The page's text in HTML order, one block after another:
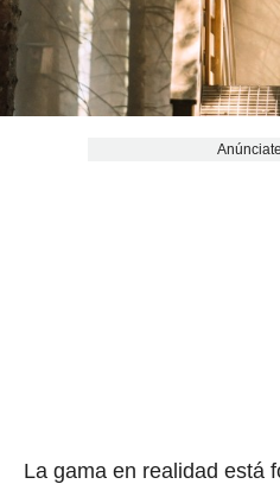
La gama en realidad está